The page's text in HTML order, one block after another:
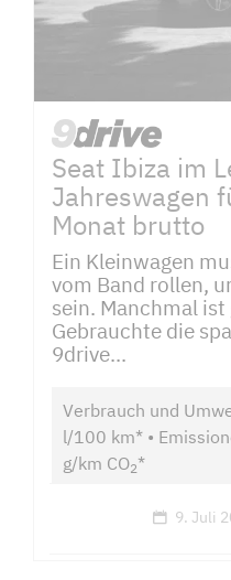
Seat Ibiza im
Jahreswagen
Monat brutto
Ein Kleinwagen
vom Band rollen,
sein. Manchmal
Gebrauchte die
9drive...
Verbrauch und
l/100 km* •
g/km CO2*
9. Juli